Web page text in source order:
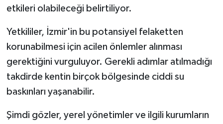
etkileri olabileceği belirtiliyor.
Yetkililer, İzmir'in bu potansiyel felaketten
korunabilmesi için acilen önlemler alınması
gerektiğini vurguluyor. Gerekli adımlar atılmadığı
takdirde kentin birçok bölgesinde ciddi su
baskınları yaşanabilir.
Şimdi gözler, yerel yönetimler ve ilgili kurumların